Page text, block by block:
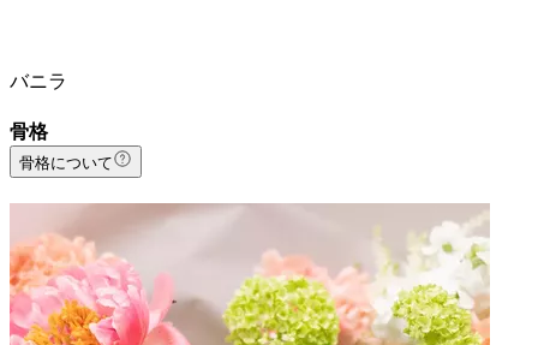
バニラ
骨格
骨格について